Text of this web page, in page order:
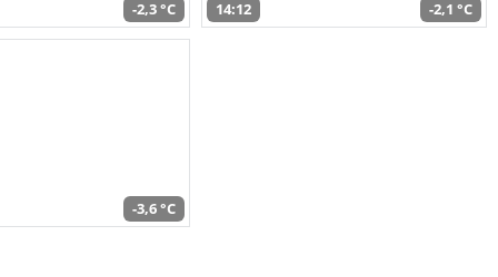
-2,3 °C 14:12 -2,1 °C
-3,6 °C